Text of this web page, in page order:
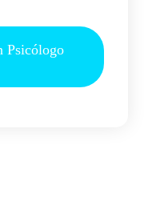
Psicólogo